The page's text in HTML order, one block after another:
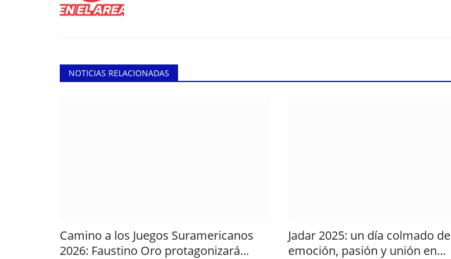
NOTICIAS RELACIONADAS
Camino a los Juegos Suramericanos
2026: Faustino Oro protagonizará...
Jadar 2025: un día colmado de
emoción, pasión y unión en...